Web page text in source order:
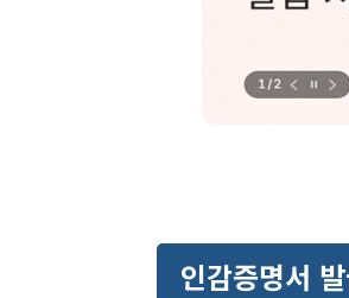
인감증명서